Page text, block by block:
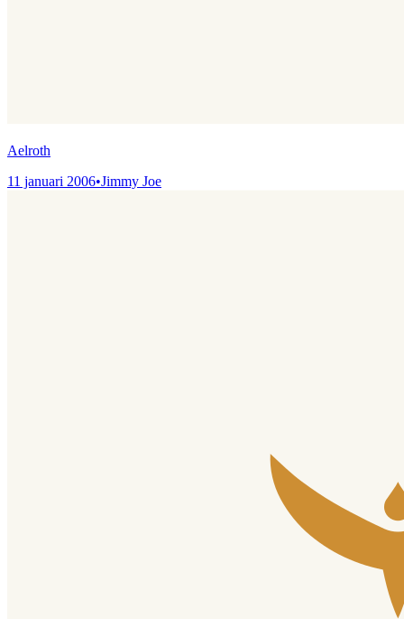
Aelroth
11 januari 2006•Jimmy Joe